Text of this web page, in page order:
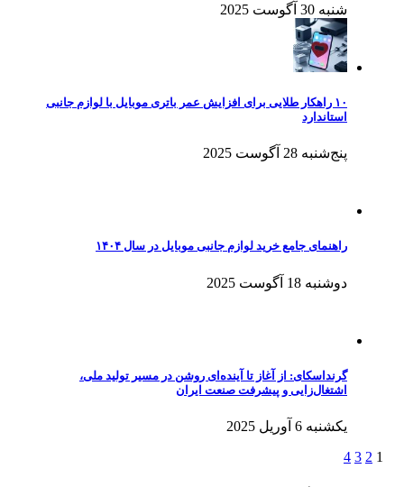
شنبه 30 آگوست 2025
۱۰ راهکار طلایی برای افزایش عمر باتری موبایل با لوازم جانبی
استاندارد
پنج‌شنبه 28 آگوست 2025
راهنمای جامع خرید لوازم جانبی موبایل در سال ۱۴۰۴
دوشنبه 18 آگوست 2025
گرنداسکای: از آغاز تا آینده‌ای روشن در مسیر تولید ملی،
اشتغال‌زایی و پیشرفت صنعت ایران
یکشنبه 6 آوریل 2025
1
2
3
4